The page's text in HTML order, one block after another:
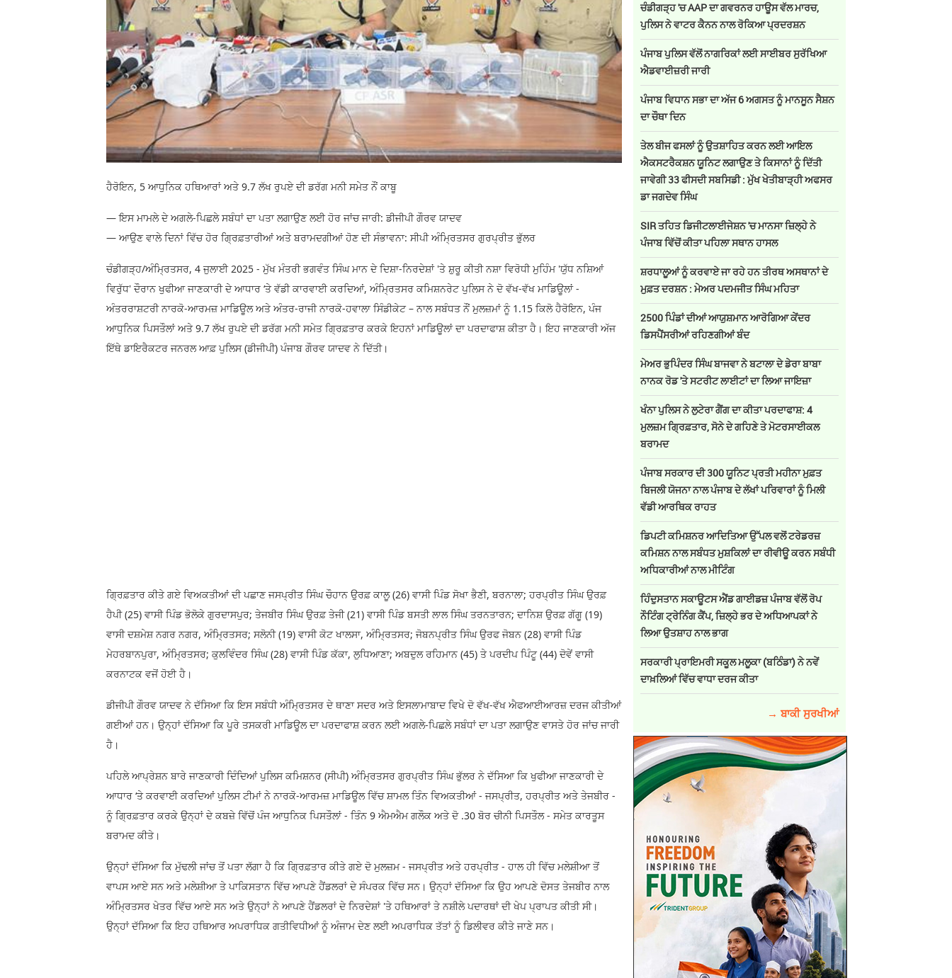
ਹੈਰੋਇਨ, 5 ਆਧੁਨਿਕ ਹਥਿਆਰਾਂ ਅਤੇ 9.7 ਲੱਖ ਰੁਪਏ ਦੀ ਡਰੱਗ ਮਨੀ ਸਮੇਤ ਨੌਂ ਕਾਬੂ
— ਇਸ ਮਾਮਲੇ ਦੇ ਅਗਲੇ-ਪਿਛਲੇ ਸਬੰਧਾਂ ਦਾ ਪਤਾ ਲਗਾਉਣ ਲਈ ਹੋਰ ਜਾਂਚ ਜਾਰੀ: ਡੀਜੀਪੀ ਗੌਰਵ ਯਾਦਵ
— ਆਉਣ ਵਾਲੇ ਦਿਨਾਂ ਵਿੱਚ ਹੋਰ ਗ੍ਰਿਫ਼ਤਾਰੀਆਂ ਅਤੇ ਬਰਾਮਦਗੀਆਂ ਹੋਣ ਦੀ ਸੰਭਾਵਨਾ: ਸੀਪੀ ਅੰਮ੍ਰਿਤਸਰ ਗੁਰਪ੍ਰੀਤ ਭੁੱਲਰ
ਚੰਡੀਗੜ੍ਹ/ਅੰਮ੍ਰਿਤਸਰ, 4 ਜੁਲਾਈ 2025 - ਮੁੱਖ ਮੰਤਰੀ ਭਗਵੰਤ ਸਿੰਘ ਮਾਨ ਦੇ ਦਿਸ਼ਾ-ਨਿਰਦੇਸ਼ਾਂ 'ਤੇ ਸ਼ੁਰੂ ਕੀਤੀ ਨਸ਼ਾ ਵਿਰੋਧੀ ਮੁਹਿੰਮ 'ਯੁੱਧ ਨਸ਼ਿਆਂ
ਵਿਰੁੱਧ' ਦੌਰਾਨ ਖੁਫੀਆ ਜਾਣਕਾਰੀ ਦੇ ਆਧਾਰ ‘ਤੇ ਵੱਡੀ ਕਾਰਵਾਈ ਕਰਦਿਆਂ, ਅੰਮ੍ਰਿਤਸਰ ਕਮਿਸ਼ਨਰੇਟ ਪੁਲਿਸ ਨੇ ਦੋ ਵੱਖ-ਵੱਖ ਮਾਡਿਊਲਾਂ -
ਅੰਤਰਰਾਸ਼ਟਰੀ ਨਾਰਕੋ-ਆਰਮਜ਼ ਮਾਡਿਊਲ ਅਤੇ ਅੰਤਰ-ਰਾਜੀ ਨਾਰਕੋ-ਹਵਾਲਾ ਸਿੰਡੀਕੇਟ – ਨਾਲ ਸਬੰਧਤ ਨੌਂ ਮੁਲਜ਼ਮਾਂ ਨੂੰ 1.15 ਕਿਲੋ ਹੈਰੋਇਨ, ਪੰਜ
ਆਧੁਨਿਕ ਪਿਸਤੌਲਾਂ ਅਤੇ 9.7 ਲੱਖ ਰੁਪਏ ਦੀ ਡਰੱਗ ਮਨੀ ਸਮੇਤ ਗ੍ਰਿਫ਼ਤਾਰ ਕਰਕੇ ਇਹਨਾਂ ਮਾਡਿਊਲਾਂ ਦਾ ਪਰਦਾਫਾਸ਼ ਕੀਤਾ ਹੈ। ਇਹ ਜਾਣਕਾਰੀ ਅੱਜ
ਇੱਥੇ ਡਾਇਰੈਕਟਰ ਜਨਰਲ ਆਫ਼ ਪੁਲਿਸ (ਡੀਜੀਪੀ) ਪੰਜਾਬ ਗੌਰਵ ਯਾਦਵ ਨੇ ਦਿੱਤੀ।
ਗ੍ਰਿਫ਼ਤਾਰ ਕੀਤੇ ਗਏ ਵਿਅਕਤੀਆਂ ਦੀ ਪਛਾਣ ਜਸਪ੍ਰੀਤ ਸਿੰਘ ਚੌਹਾਨ ਉਰਫ਼ ਕਾਲੂ (26) ਵਾਸੀ ਪਿੰਡ ਸੋਖਾ ਭੈਣੀ, ਬਰਨਾਲਾ; ਹਰਪ੍ਰੀਤ ਸਿੰਘ ਉਰਫ਼
ਹੈਪੀ (25) ਵਾਸੀ ਪਿੰਡ ਭੋਲੋਕੇ ਗੁਰਦਾਸਪੁਰ; ਤੇਜਬੀਰ ਸਿੰਘ ਉਰਫ਼ ਤੇਜੀ (21) ਵਾਸੀ ਪਿੰਡ ਬਸਤੀ ਲਾਲ ਸਿੰਘ ਤਰਨਤਾਰਨ; ਦਾਨਿਸ਼ ਉਰਫ਼ ਗੱਗੂ (19)
ਵਾਸੀ ਦਸ਼ਮੇਸ਼ ਨਗਰ ਨਗਰ, ਅੰਮ੍ਰਿਤਸਰ; ਸਲੋਨੀ (19) ਵਾਸੀ ਕੋਟ ਖਾਲਸਾ, ਅੰਮ੍ਰਿਤਸਰ; ਜੋਬਨਪ੍ਰੀਤ ਸਿੰਘ ਉਰਫ ਜੋਬਨ (28) ਵਾਸੀ ਪਿੰਡ
ਮੇਹਰਬਾਨਪੁਰਾ, ਅੰਮ੍ਰਿਤਸਰ; ਕੁਲਵਿੰਦਰ ਸਿੰਘ (28) ਵਾਸੀ ਪਿੰਡ ਕੱਕਾ, ਲੁਧਿਆਣਾ; ਅਬਦੁਲ ਰਹਿਮਾਨ (45) ਤੇ ਪਰਦੀਪ ਪਿੰਟੂ (44) ਦੋਵੇਂ ਵਾਸੀ
ਕਰਨਾਟਕ ਵਜੋਂ ਹੋਈ ਹੈ।
ਡੀਜੀਪੀ ਗੌਰਵ ਯਾਦਵ ਨੇ ਦੱਸਿਆ ਕਿ ਇਸ ਸਬੰਧੀ ਅੰਮ੍ਰਿਤਸਰ ਦੇ ਥਾਣਾ ਸਦਰ ਅਤੇ ਇਸਲਾਮਾਬਾਦ ਵਿਖੇ ਦੋ ਵੱਖ-ਵੱਖ ਐਫਆਈਆਰਜ਼ ਦਰਜ ਕੀਤੀਆਂ
ਗਈਆਂ ਹਨ। ਉਨ੍ਹਾਂ ਦੱਸਿਆ ਕਿ ਪੂਰੇ ਤਸਕਰੀ ਮਾਡਿਊਲ ਦਾ ਪਰਦਾਫਾਸ਼ ਕਰਨ ਲਈ ਅਗਲੇ-ਪਿਛਲੇ ਸਬੰਧਾਂ ਦਾ ਪਤਾ ਲਗਾਉਣ ਵਾਸਤੇ ਹੋਰ ਜਾਂਚ ਜਾਰੀ
ਹੈ।
ਪਹਿਲੇ ਆਪ੍ਰੇਸ਼ਨ ਬਾਰੇ ਜਾਣਕਾਰੀ ਦਿੰਦਿਆਂ ਪੁਲਿਸ ਕਮਿਸ਼ਨਰ (ਸੀਪੀ) ਅੰਮ੍ਰਿਤਸਰ ਗੁਰਪ੍ਰੀਤ ਸਿੰਘ ਭੁੱਲਰ ਨੇ ਦੱਸਿਆ ਕਿ ਖੁਫੀਆ ਜਾਣਕਾਰੀ ਦੇ
ਆਧਾਰ ‘ਤੇ ਕਰਵਾਈ ਕਰਦਿਆਂ ਪੁਲਿਸ ਟੀਮਾਂ ਨੇ ਨਾਰਕੋ-ਆਰਮਜ਼ ਮਾਡਿਊਲ ਵਿੱਚ ਸ਼ਾਮਲ ਤਿੰਨ ਵਿਅਕਤੀਆਂ - ਜਸਪ੍ਰੀਤ, ਹਰਪ੍ਰੀਤ ਅਤੇ ਤੇਜਬੀਰ -
ਨੂੰ ਗ੍ਰਿਫ਼ਤਾਰ ਕਰਕੇ ਉਨ੍ਹਾਂ ਦੇ ਕਬਜ਼ੇ ਵਿੱਚੋਂ ਪੰਜ ਆਧੁਨਿਕ ਪਿਸਤੌਲਾਂ - ਤਿੰਨ 9 ਐਮਐਮ ਗਲੌਕ ਅਤੇ ਦੋ .30 ਬੋਰ ਚੀਨੀ ਪਿਸਤੌਲ - ਸਮੇਤ ਕਾਰਤੂਸ
ਬਰਾਮਦ ਕੀਤੇ।
ਉਨ੍ਹਾਂ ਦੱਸਿਆ ਕਿ ਮੁੱਢਲੀ ਜਾਂਚ ਤੋਂ ਪਤਾ ਲੱਗਾ ਹੈ ਕਿ ਗ੍ਰਿਫ਼ਤਾਰ ਕੀਤੇ ਗਏ ਦੋ ਮੁਲਜ਼ਮ - ਜਸਪ੍ਰੀਤ ਅਤੇ ਹਰਪ੍ਰੀਤ - ਹਾਲ ਹੀ ਵਿੱਚ ਮਲੇਸ਼ੀਆ ਤੋਂ
ਵਾਪਸ ਆਏ ਸਨ ਅਤੇ ਮਲੇਸ਼ੀਆ ਤੇ ਪਾਕਿਸਤਾਨ ਵਿੱਚ ਆਪਣੇ ਹੈਂਡਲਰਾਂ ਦੇ ਸੰਪਰਕ ਵਿੱਚ ਸਨ। ਉਨ੍ਹਾਂ ਦੱਸਿਆ ਕਿ ਉਹ ਆਪਣੇ ਦੋਸਤ ਤੇਜਬੀਰ ਨਾਲ
ਅੰਮ੍ਰਿਤਸਰ ਖੇਤਰ ਵਿੱਚ ਆਏ ਸਨ ਅਤੇ ਉਨ੍ਹਾਂ ਨੇ ਆਪਣੇ ਹੈਂਡਲਰਾਂ ਦੇ ਨਿਰਦੇਸ਼ਾਂ 'ਤੇ ਹਥਿਆਰਾਂ ਤੇ ਨਸ਼ੀਲੇ ਪਦਾਰਥਾਂ ਦੀ ਖੇਪ ਪ੍ਰਾਪਤ ਕੀਤੀ ਸੀ।
ਉਨ੍ਹਾਂ ਦੱਸਿਆ ਕਿ ਇਹ ਹਥਿਆਰ ਅਪਰਾਧਿਕ ਗਤੀਵਿਧੀਆਂ ਨੂੰ ਅੰਜਾਮ ਦੇਣ ਲਈ ਅਪਰਾਧਿਕ ਤੱਤਾਂ ਨੂੰ ਡਿਲੀਵਰ ਕੀਤੇ ਜਾਣੇ ਸਨ।
ਚੰਡੀਗੜ੍ਹ 'ਚ AAP ਦਾ ਗਵਰਨਰ ਹਾਊਸ ਵੱਲ ਮਾਰਚ,
ਪੁਲਿਸ ਨੇ ਵਾਟਰ ਕੈਨਨ ਨਾਲ ਰੋਕਿਆ ਪ੍ਰਦਰਸ਼ਨ
ਪੰਜਾਬ ਪੁਲਿਸ ਵੱਲੋਂ ਨਾਗਰਿਕਾਂ ਲਈ ਸਾਈਬਰ ਸੁਰੱਖਿਆ
ਐਡਵਾਈਜ਼ਰੀ ਜਾਰੀ
ਪੰਜਾਬ ਵਿਧਾਨ ਸਭਾ ਦਾ ਅੱਜ 6 ਅਗਸਤ ਨੂੰ ਮਾਨਸੂਨ ਸੈਸ਼ਨ
ਦਾ ਚੌਥਾ ਦਿਨ
ਤੇਲ ਬੀਜ ਫਸਲਾਂ ਨੂੰ ਉਤਸ਼ਾਹਿਤ ਕਰਨ ਲਈ ਆਇਲ
ਐਕਸਟਰੈਕਸ਼ਨ ਯੂਨਿਟ ਲਗਾਉਣ ਤੇ ਕਿਸਾਨਾਂ ਨੂੰ ਦਿੱਤੀ
ਜਾਵੇਗੀ 33 ਫੀਸਦੀ ਸਬਸਿਡੀ : ਮੁੱਖ ਖੇਤੀਬਾੜ੍ਹੀ ਅਫਸਰ
ਡਾ ਜਗਦੇਵ ਸਿੰਘ
SIR ਤਹਿਤ ਡਿਜੀਟਲਾਈਜੇਸ਼ਨ 'ਚ ਮਾਨਸਾ ਜ਼ਿਲ੍ਹੇ ਨੇ
ਪੰਜਾਬ ਵਿੱਚੋਂ ਕੀਤਾ ਪਹਿਲਾ ਸਥਾਨ ਹਾਸਲ
ਸ਼ਰਧਾਲੂਆਂ ਨੂੰ ਕਰਵਾਏ ਜਾ ਰਹੇ ਹਨ ਤੀਰਥ ਅਸਥਾਨਾਂ ਦੇ
ਮੁਫ਼ਤ ਦਰਸ਼ਨ : ਮੇਅਰ ਪਦਮਜੀਤ ਸਿੰਘ ਮਹਿਤਾ
2500 ਪਿੰਡਾਂ ਦੀਆਂ ਆਯੁਸ਼ਮਾਨ ਆਰੋਗਿਆ ਕੇਂਦਰ
ਡਿਸਪੈਂਸਰੀਆਂ ਰਹਿਣਗੀਆਂ ਬੰਦ
ਮੇਅਰ ਭੁਪਿੰਦਰ ਸਿੰਘ ਬਾਜਵਾ ਨੇ ਬਟਾਲਾ ਦੇ ਡੇਰਾ ਬਾਬਾ
ਨਾਨਕ ਰੋਡ 'ਤੇ ਸਟਰੀਟ ਲਾਈਟਾਂ ਦਾ ਲਿਆ ਜਾਇਜ਼ਾ
ਖੰਨਾ ਪੁਲਿਸ ਨੇ ਲੁਟੇਰਾ ਗੈਂਗ ਦਾ ਕੀਤਾ ਪਰਦਾਫਾਸ਼: 4
ਮੁਲਜ਼ਮ ਗ੍ਰਿਫ਼ਤਾਰ, ਸੋਨੇ ਦੇ ਗਹਿਣੇ ਤੇ ਮੋਟਰਸਾਈਕਲ
ਬਰਾਮਦ
ਪੰਜਾਬ ਸਰਕਾਰ ਦੀ 300 ਯੂਨਿਟ ਪ੍ਰਤੀ ਮਹੀਨਾ ਮੁਫ਼ਤ
ਬਿਜਲੀ ਯੋਜਨਾ ਨਾਲ ਪੰਜਾਬ ਦੇ ਲੱਖਾਂ ਪਰਿਵਾਰਾਂ ਨੂੰ ਮਿਲੀ
ਵੱਡੀ ਆਰਥਿਕ ਰਾਹਤ
ਡਿਪਟੀ ਕਮਿਸ਼ਨਰ ਆਦਿਤਿਆ ਉੱਪਲ ਵਲੋਂ ਟਰੇਡਰਜ਼
ਕਮਿਸ਼ਨ ਨਾਲ ਸਬੰਧਤ ਮੁਸ਼ਕਿਲਾਂ ਦਾ ਰੀਵੀਊ ਕਰਨ ਸਬੰਧੀ
ਅਧਿਕਾਰੀਆਂ ਨਾਲ ਮੀਟਿੰਗ
ਹਿੰਦੁਸਤਾਨ ਸਕਾਊਟਸ ਐਂਡ ਗਾਈਡਜ਼ ਪੰਜਾਬ ਵੱਲੋਂ ਰੋਪ
ਨੌਟਿੰਗ ਟ੍ਰੇਨਿੰਗ ਕੈਂਪ, ਜ਼ਿਲ੍ਹੇ ਭਰ ਦੇ ਅਧਿਆਪਕਾਂ ਨੇ
ਲਿਆ ਉਤਸ਼ਾਹ ਨਾਲ ਭਾਗ
ਸਰਕਾਰੀ ਪ੍ਰਾਇਮਰੀ ਸਕੂਲ ਮਲੂਕਾ (ਬਠਿੰਡਾ) ਨੇ ਨਵੇਂ
ਦਾਖ਼ਲਿਆਂ ਵਿੱਚ ਵਾਧਾ ਦਰਜ ਕੀਤਾ
→ ਬਾਕੀ ਸੁਰਖੀਆਂ